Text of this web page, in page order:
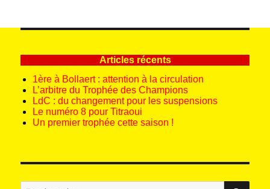
Articles récents
1ère à Bollaert : attention à la circulation
L’arbitre du Trophée des Champions
LdC : du changement pour les suspensions
Le numéro 8 pour Titraoui
Un premier trophée cette saison !